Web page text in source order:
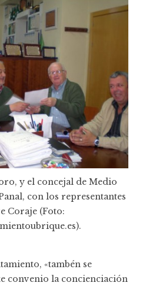
y el concejal de Medio
con los representantes
Coraje (Foto:
«tambén se
convenio la concienciación